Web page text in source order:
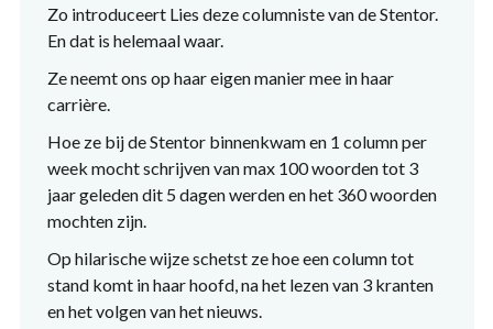
Zo introduceert Lies deze columniste van de Stentor.
En dat is helemaal waar.
Ze neemt ons op haar eigen manier mee in haar
carrière.
Hoe ze bij de Stentor binnenkwam en 1 column per
week mocht schrijven van max 100 woorden tot 3
jaar geleden dit 5 dagen werden en het 360 woorden
mochten zijn.
Op hilarische wijze schetst ze hoe een column tot
stand komt in haar hoofd, na het lezen van 3 kranten
en het volgen van het nieuws.